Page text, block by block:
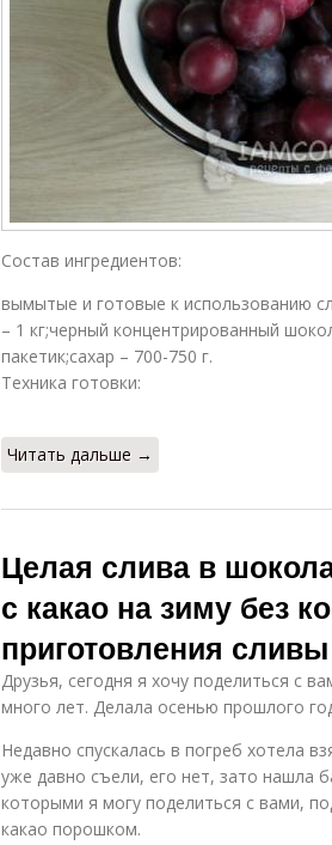
Состав ингредиентов:
вымытые и готовые к использованию
– 1 кг;черный концентрированный
пакетик;сахар – 700-750 г.
Техника готовки:
Читать дальше →
Целая слива в
с какао на зиму без
приготовления
Друзья, сегодня я хочу поделиться с
много лет. Делала осенью прошлого
Недавно спускалась в погреб хотела
уже давно съели, его нет, зато нашла
которыми я могу поделиться с вами,
какао порошком.